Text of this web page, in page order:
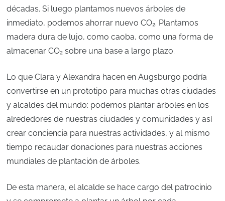
décadas. Si luego plantamos nuevos árboles de
inmediato, podemos ahorrar nuevo CO₂. Plantamos
madera dura de lujo, como caoba, como una forma de
almacenar CO₂ sobre una base a largo plazo.
Lo que Clara y Alexandra hacen en Augsburgo podría
convertirse en un prototipo para muchas otras ciudades
y alcaldes del mundo: podemos plantar árboles en los
alrededores de nuestras ciudades y comunidades y así
crear conciencia para nuestras actividades, y al mismo
tiempo recaudar donaciones para nuestras acciones
mundiales de plantación de árboles.
De esta manera, el alcalde se hace cargo del patrocinio